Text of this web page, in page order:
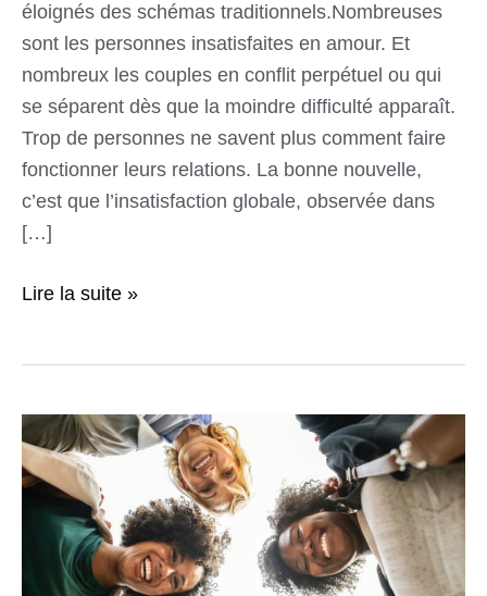
éloignés des schémas traditionnels.Nombreuses
sont les personnes insatisfaites en amour. Et
nombreux les couples en conflit perpétuel ou qui
se séparent dès que la moindre difficulté apparaît.
Trop de personnes ne savent plus comment faire
fonctionner leurs relations. La bonne nouvelle,
c’est que l’insatisfaction globale, observée dans
[…]
Lire la suite »
Mieux
comprendre
les
autres